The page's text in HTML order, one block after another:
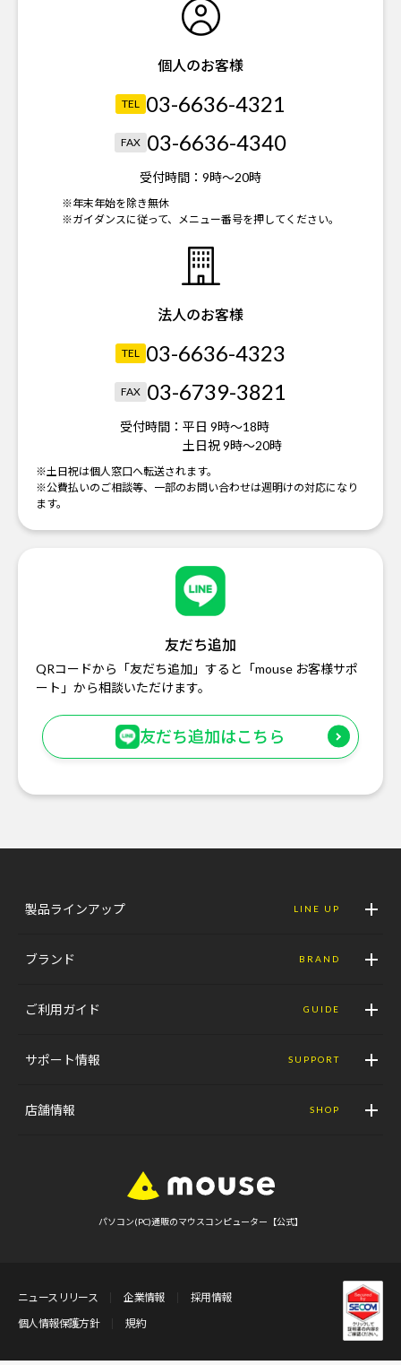
個人のお客様
TEL 03-6636-4321
FAX 03-6636-4340
受付時間： 9時～20時
※年末年始を除き無休
※ガイダンスに従って、メニュー番号を押してください。
法人のお客様
TEL 03-6636-4323
FAX 03-6739-3821
受付時間： 平日 9時～18時
土日祝 9時～20時
※土日祝は個人窓口へ転送されます。
※公費払いのご相談等、一部のお問い合わせは週明けの対応になり
ます。
友だち追加
QRコードから「友だち追加」すると「mouse お客様サポ
ート」から相談いただけます。
友だち追加はこちら
製品ラインアップ LINE UP
ブランド BRAND
ご利用ガイド GUIDE
サポート情報 SUPPORT
店舗情報 SHOP
パソコン(PC)通販のマウスコンピューター【公式】
ニュースリリース 企業情報
採用情報
個人情報保護方針
規約